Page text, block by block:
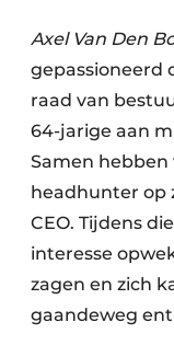
Axel Van Den
gepassioneerd
raad van
64-jarige aan
Samen hebben
headhunter op
CEO. Tijdens
interesse
zagen en zich
gaandeweg